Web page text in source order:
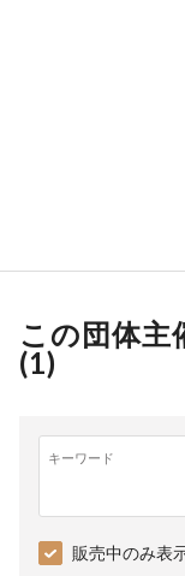
この団体主
(1)
キーワード
販売中のみ表